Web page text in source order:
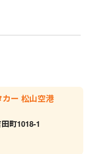
ー 松山空港
町1018-1